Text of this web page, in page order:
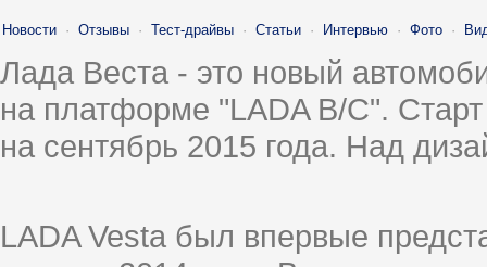
Новости · Отзывы · Тест-драйвы · Статьи · Интервью · Фото ·
Лада Веста - это новый
на платформе "LADA B/C".
на сентябрь 2015 года. Над
LADA Vesta был впервые